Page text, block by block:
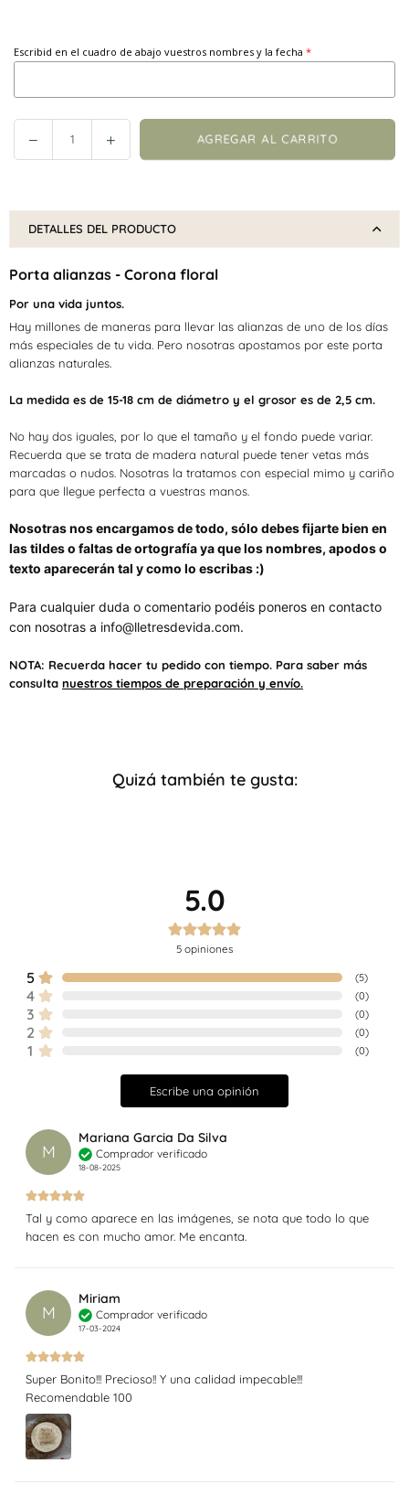
Escribid en el cuadro de abajo vuestros nombres y la fecha
Reducir
cantidad
floral
Incrementar
cantidad
floral
AGREGAR AL CARRITO
DETALLES DEL PRODUCTO
Porta alianzas - Corona floral
Por una vida juntos.
Hay millones de maneras para llevar las alianzas de uno de los días
más especiales de tu vida. Pero nosotras apostamos por este porta
alianzas naturales.
La medida es de 15-18 cm de diámetro y el grosor es de 2,5 cm.
No hay dos iguales, por lo que el tamaño y el fondo puede variar.
Recuerda que se trata de madera natural puede tener vetas más
marcadas o nudos. Nosotras la tratamos con especial mimo y cariño
para que llegue perfecta a vuestras manos.
Nosotras nos encargamos de todo, sólo debes fijarte bien en
las tildes o faltas de ortografía ya que los nombres, apodos o
texto aparecerán tal y como lo escribas :)
Para cualquier duda o comentario podéis poneros en contacto
con nosotras a info@lletresdevida.com.
NOTA: Recuerda hacer tu pedido con tiempo. Para saber más
consulta nuestros tiempos de preparación y envío.
Quizá también te gusta:
5.0
5 opiniones
5 (5)
4 (0)
3 (0)
2 (0)
1 (0)
Escribe una opinión
M
Mariana Garcia Da Silva
Comprador verificado
18-08-2025
Tal y como aparece en las imágenes, se nota que todo lo que
hacen es con mucho amor. Me encanta.
M
Miriam
Comprador verificado
17-03-2024
Super Bonito!!! Precioso!! Y una calidad impecable!!!
Recomendable 100